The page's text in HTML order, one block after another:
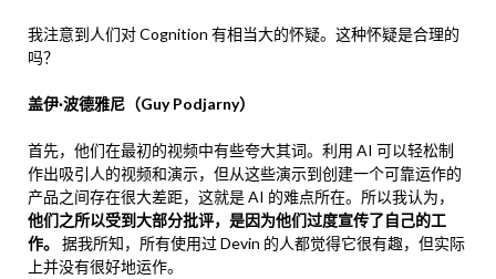
我注意到人们对 Cognition 有相当大的怀疑。这种怀疑是合理的
吗？
盖伊·波德雅尼（Guy Podjarny）
首先，他们在最初的视频中有些夸大其词。利用 AI 可以轻松制
作出吸引人的视频和演示，但从这些演示到创建一个可靠运作的
产品之间存在很大差距，这就是 AI 的难点所在。所以我认为，
他们之所以受到大部分批评，是因为他们过度宣传了自己的工
作。
据我所知，所有使用过 Devin 的人都觉得它很有趣，但实际
上并没有很好地运作。